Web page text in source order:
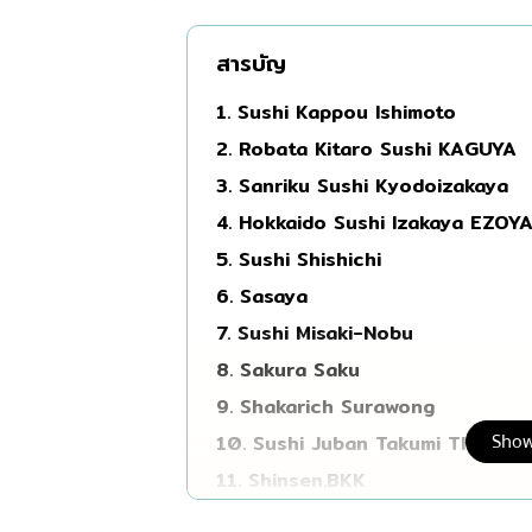
มิชลิน
ของทอดเสียบไม้
หม้อไฟญี่ปุ่น
ของย่างเสียบไม้/เครื่อง
ร้านอาหารญี่ปุ่นแบบดั้ง
ทาโกะยากิ
เบนโตะ/บริการส่งอาห
สารบัญ
1. Sushi Kappou Ishimoto
2. Robata Kitaro Sushi KAGUYA
3. Sanriku Sushi Kyodoizakaya
4. Hokkaido Sushi Izakaya EZOYA
5. Sushi Shishichi
6. Sasaya
7. Sushi Misaki-Nobu
8. Sakura Saku
9. Shakarich Surawong
10. Sushi Juban Takumi
11. Shinsen.BKK